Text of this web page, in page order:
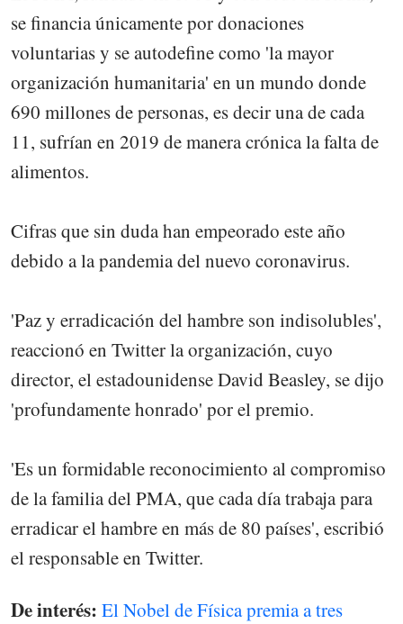
se financia únicamente por donaciones
voluntarias y se autodefine como 'la mayor
organización humanitaria' en un mundo donde
690 millones de personas, es decir una de cada
11, sufrían en 2019 de manera crónica la falta de
alimentos.
Cifras que sin duda han empeorado este año
debido a la pandemia del nuevo coronavirus.
'Paz y erradicación del hambre son indisolubles',
reaccionó en Twitter la organización, cuyo
director, el estadounidense David Beasley, se dijo
'profundamente honrado' por el premio.
'Es un formidable reconocimiento al compromiso
de la familia del PMA, que cada día trabaja para
erradicar el hambre en más de 80 países', escribió
el responsable en Twitter.
De interés: El Nobel de Física premia a tres